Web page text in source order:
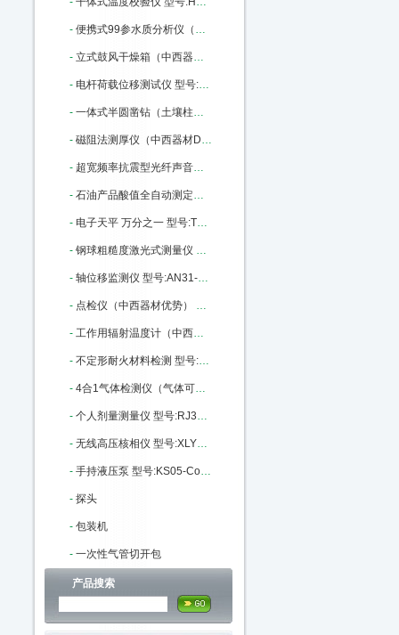
- 便携式99参水质分析仪（中西器材优势） 型号:ZK13-WDC-PC03库号：M316536
- 立式鼓风干燥箱（中西器材） 型号:M157916库号：M157916
- 电杆荷载位移测试仪 型号:WY18-170436库号：M170436
- 一体式半圆凿钻（土壤柱状采样土钻） 型号:BJ7-Y1库号：M175722
- 磁阻法测厚仪（中西器材D优势） 型号:SH24-HCC-18A库号：M179209
- 超宽频率抗震型光纤声音传感器 进口 型号:MKM-2200库号：M314923
- 石油产品酸值全自动测定仪 中西优势 型号:XJ93-ZHSZ601库号：M335894
- 电子天平 万分之一 型号:TT12-FA1204库号：M379173
- 钢球粗糙度激光式测量仪 型号:LY71-CU9505B库号：M385937
- 轴位移监测仪 型号:AN31-VB-Z410库号：M389977
- 点检仪（中西器材优势） 型号:SH24-HY-880库号：M364080
- 工作用辐射温度计（中西器材优势） 型号:SH24-HY-303A库号：M364086
- 不定形耐火材料检测 型号:GY08-GDP-500库号：M367078
- 4合1气体检测仪（气体可选） 型号:ZA01-KP836 CO/NH3/02/EX库号：M404191
- 个人剂量测量仪 型号:RJ31-RJ31-8108库号：M405559
- 无线高压核相仪 型号:XLYF-GH-6603库号：M341389
- 手持液压泵 型号:KS05-ConST131库号：M404593
- 探头
- 包装机
- 一次性气管切开包
产品搜索